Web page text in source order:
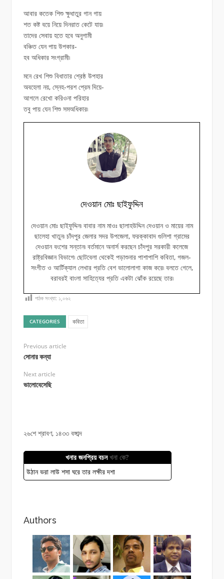
আবার কতেক শিশু ক্ষুধাতুর গান গায়
শত কষ্ট বয়ে নিয়ে দিনরাত কেটে যায়৷
তাদের সেবায় হতে হবে অনুগামী
বঞ্চিত যেন পায় উপকার-
হব অধিকার সংগ্রামী৷
মনে রেখ শিশু বিধাতার শ্রেষ্ঠ উপহার
অবহেলা নয়, স্নেহ-পরশ প্রেম দিয়ে-
আগলে রেখো করিওনা পরিহার
তবু পায় যেন শিশু সমঅধিকার৷
দেওয়ান মোঃ ছাইফুদ্দিন
দেওয়ান মোঃ ছাইফুদ্দিন৷ বাবার নাম মাওঃ ছালাহউদ্দিন দেওয়ান ও মায়ের নাম
ছালেহা খাতুন৷ চাঁদপুর জেলার সদর উপজেলা, ফরক্কাবাদ গুলিশা গ্রামের
দেওয়ান বংশের সন্তান৷ বর্তমানে অনার্স করছেন চাঁদপুর সরকারী কলেজে
রাষ্ট্রবিজ্ঞান বিভাগে৷ ছোটবেলা থেকেই পড়াশুনার পাশাপাশি কবিতা, গজল-
সংগীত ও আর্টিক্যাল লেখার প্রতি বেশ ভালোলাগা কাজ করে৷ বলতে গেলে,
বরাবরই বাংলা সাহিত্যের প্রতি একটা ঝোঁক রয়েছে তার৷
পাঠক সংখ্যা: ১,০৬২
CATEGORIES কবিতা
Previous article
সোনার কন্যা
Next article
ভালোবেসেছি
২৬শে শ্রাবণ, ১৪৩৩ বঙ্গাব্দ
খনার জনপ্রিয় বচনখনা কে?
উঠান ভরা লাউ শসা ঘরে তার লক্ষীর দশা
Authors